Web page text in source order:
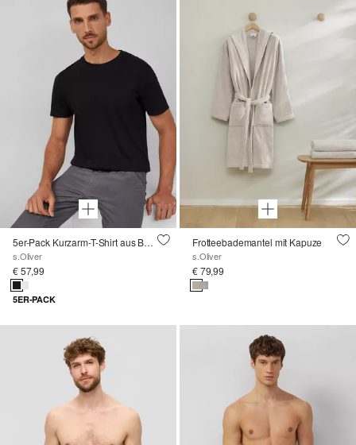
5er-Pack Kurzarm-T-Shirt aus Baumwoll-Jersey
s.Oliver
€ 57,99
5ER-PACK
Frotteebademantel mit Kapuze
s.Oliver
€ 79,99